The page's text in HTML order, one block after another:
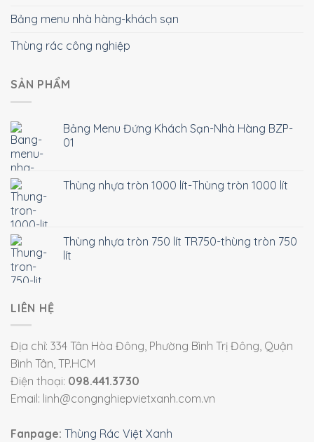
Bảng menu nhà hàng-khách sạn
Thùng rác công nghiệp
SẢN PHẨM
Bảng Menu Đứng Khách Sạn-Nhà Hàng BZP-
01
Thùng nhựa tròn 1000 lít-Thùng tròn 1000 lít
Thùng nhựa tròn 750 lít TR750-thùng tròn 750
lít
LIÊN HỆ
Địa chỉ: 334 Tân Hòa Đông, Phường Bình Trị Đông, Quận
Bình Tân, TP.HCM
Điện thoại: 098.441.3730
Email: linh@congnghiepvietxanh.com.vn
Fanpage: Thùng Rác Việt Xanh